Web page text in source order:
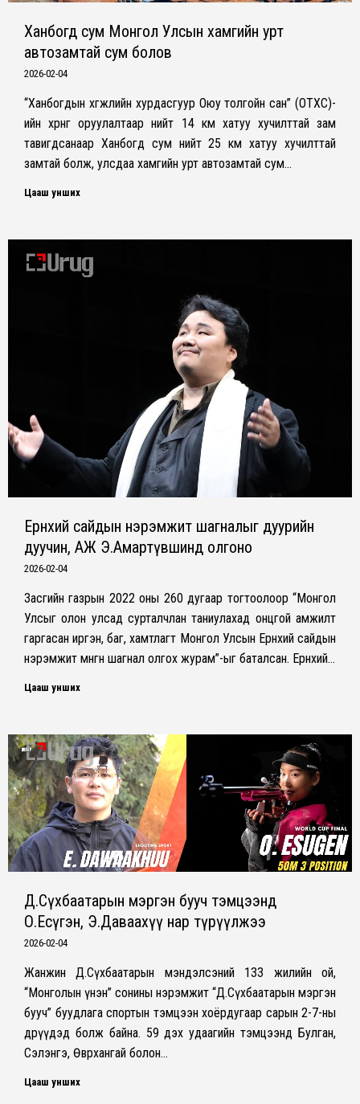
Ханбогд сум Монгол Улсын хамгийн урт
автозамтай сум болов
2026-02-04
“Ханбогдын хөгжлийн хурдасгуур Оюу толгойн сан” (ОТХС)-
ийн хөрөнгө оруулалтаар нийт 14 км хатуу хучилттай зам
тавигдсанаар Ханбогд сум нийт 25 км хатуу хучилттай
замтай болж, улсдаа хамгийн урт автозамтай сум…
Цааш унших
Ерөнхий сайдын нэрэмжит шагналыг дуурийн
дуучин, АЖ Э.Амартүвшинд олгоно
2026-02-04
Засгийн газрын 2022 оны 260 дугаар тогтоолоор “Монгол
Улсыг олон улсад сурталчлан таниулахад онцгой амжилт
гаргасан иргэн, баг, хамтлагт Монгол Улсын Ерөнхий сайдын
нэрэмжит мөнгөн шагнал олгох журам”-ыг баталсан. Ерөнхий…
Цааш унших
Д.Сүхбаатарын мэргэн бууч тэмцээнд
О.Есүгэн, Э.Даваахүү нар түрүүлжээ
2026-02-04
Жанжин Д.Сүхбаатарын мэндэлсэний 133 жилийн ой,
“Монголын үнэн” сонины нэрэмжит “Д.Сүхбаатарын мэргэн
бууч” буудлага спортын тэмцээн хоёрдугаар сарын 2-7-ны
өдрүүдэд болж байна. 59 дэх удаагийн тэмцээнд Булган,
Сэлэнгэ, Өвөрхангай болон…
Цааш унших